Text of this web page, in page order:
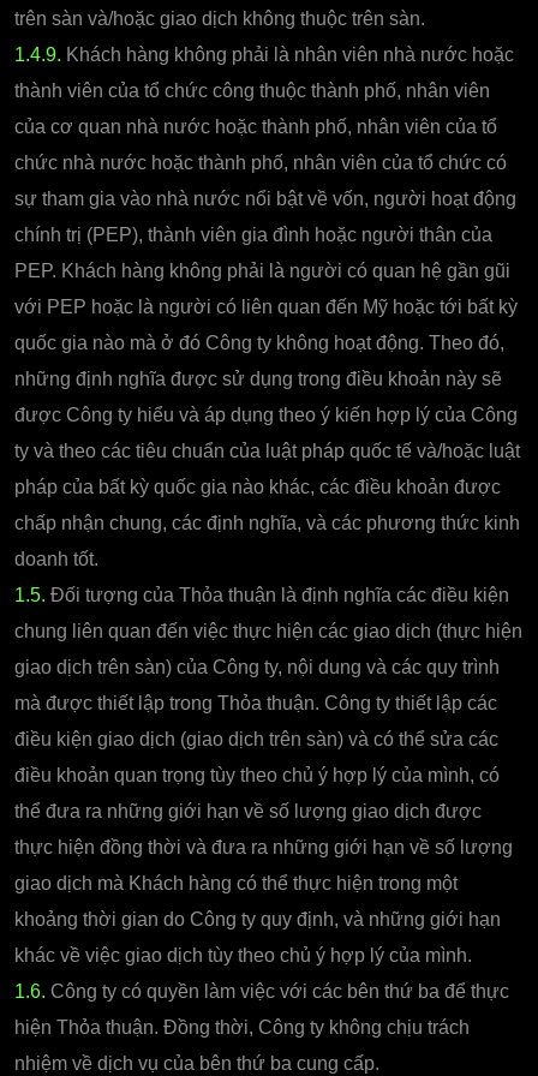
trên sàn và/hoặc giao dịch không thuộc trên sàn.
1.4.9. Khách hàng không phải là nhân viên nhà nước hoặc
thành viên của tổ chức công thuộc thành phố, nhân viên
của cơ quan nhà nước hoặc thành phố, nhân viên của tổ
chức nhà nước hoặc thành phố, nhân viên của tổ chức có
sự tham gia vào nhà nước nổi bật về vốn, người hoạt động
chính trị (PEP), thành viên gia đình hoặc người thân của
PEP. Khách hàng không phải là người có quan hệ gần gũi
với PEP hoặc là người có liên quan đến Mỹ hoặc tới bất kỳ
quốc gia nào mà ở đó Công ty không hoạt động. Theo đó,
những định nghĩa được sử dụng trong điều khoản này sẽ
được Công ty hiểu và áp dụng theo ý kiến hợp lý của Công
ty và theo các tiêu chuẩn của luật pháp quốc tế và/hoặc luật
pháp của bất kỳ quốc gia nào khác, các điều khoản được
chấp nhận chung, các định nghĩa, và các phương thức kinh
doanh tốt.
1.5. Đối tượng của Thỏa thuận là định nghĩa các điều kiện
chung liên quan đến việc thực hiện các giao dịch (thực hiện
giao dịch trên sàn) của Công ty, nội dung và các quy trình
mà được thiết lập trong Thỏa thuận. Công ty thiết lập các
điều kiện giao dịch (giao dịch trên sàn) và có thể sửa các
điều khoản quan trọng tùy theo chủ ý hợp lý của mình, có
thể đưa ra những giới hạn về số lượng giao dịch được
thực hiện đồng thời và đưa ra những giới hạn về số lượng
giao dịch mà Khách hàng có thể thực hiện trong một
khoảng thời gian do Công ty quy định, và những giới hạn
khác về việc giao dịch tùy theo chủ ý hợp lý của mình.
1.6. Công ty có quyền làm việc với các bên thứ ba để thực
hiện Thỏa thuận. Đồng thời, Công ty không chịu trách
nhiệm về dịch vụ của bên thứ ba cung cấp.